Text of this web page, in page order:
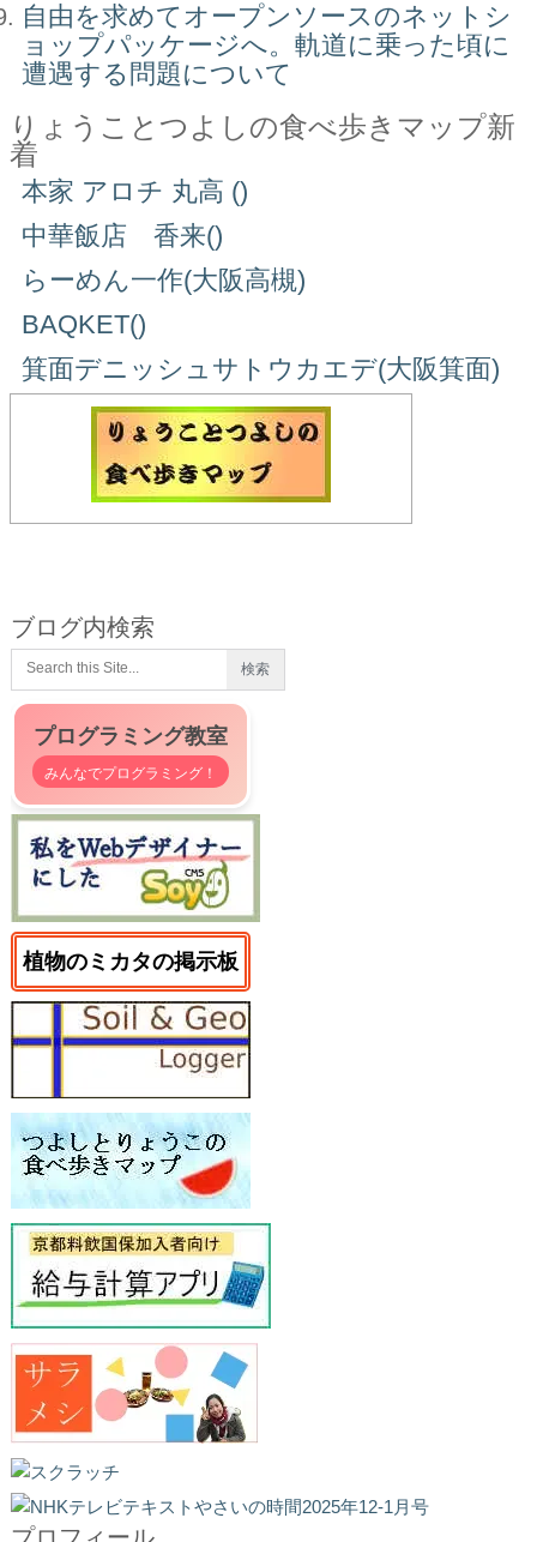
自由を求めてオープンソースのネットシ
ョップパッケージへ。軌道に乗った頃に
遭遇する問題について
りょうことつよしの食べ歩きマップ新
着
本家 アロチ 丸高 ()
中華飯店 香来()
らーめん一作(大阪高槻)
BAQKET()
箕面デニッシュサトウカエデ(大阪箕面)
ブログ内検索
プログラミング教室
みんなでプログラミング！
植物のミカタの掲示板